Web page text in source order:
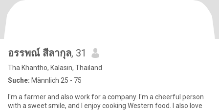
อรรพณ์ สีลากุล, 31
Tha Khantho, Kalasin, Thailand
Suche: Männlich 25 - 75
I'm a farmer and also work for a company. I'm a cheerful person
with a sweet smile, and I enjoy cooking Western food. I also love